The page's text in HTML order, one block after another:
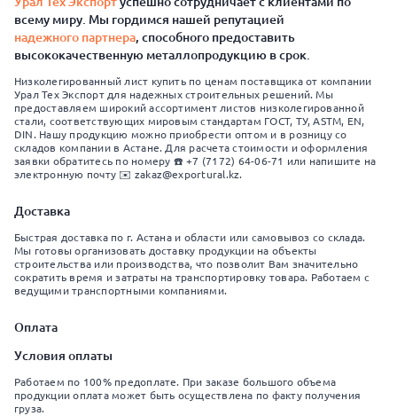
всему миру. Мы гордимся нашей репутацией
надежного партнера, способного предоставить
высококачественную металлопродукцию в срок.
Низколегированный лист купить по ценам поставщика от компании
Урал Тех Экспорт для надежных строительных решений. Мы
предоставляем широкий ассортимент листов низколегированной
стали, соответствующих мировым стандартам ГОСТ, ТУ, ASTM, EN,
DIN. Нашу продукцию можно приобрести оптом и в розницу со
складов компании в Астане. Для расчета стоимости и оформления
заявки обратитесь по номеру ☎️ +7 (7172) 64-06-71 или напишите на
электронную почту ✉️ zakaz@exportural.kz.
Доставка
Быстрая доставка по г. Астана и области или самовывоз со склада.
Мы готовы организовать доставку продукции на объекты
строительства или производства, что позволит Вам значительно
сократить время и затраты на транспортировку товара. Работаем с
ведущими транспортными компаниями.
Оплата
Условия оплаты
Работаем по 100% предоплате. При заказе большого объема
продукции оплата может быть осуществлена по факту получения
груза.